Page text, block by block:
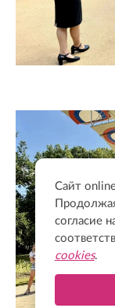
Сайт
согласие
cookies.